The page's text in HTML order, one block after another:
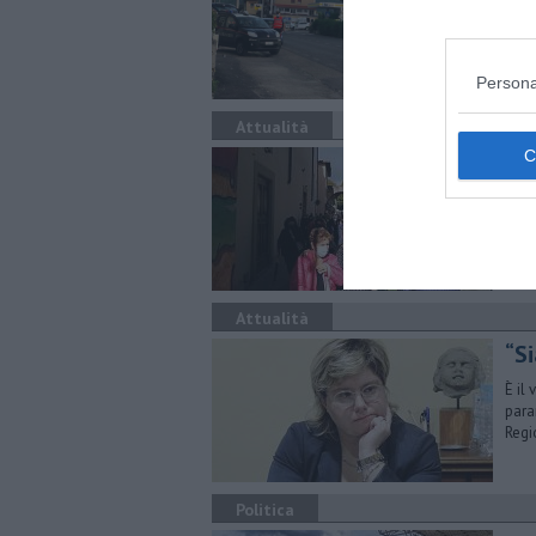
Attualità
Attualità
È il
Politica